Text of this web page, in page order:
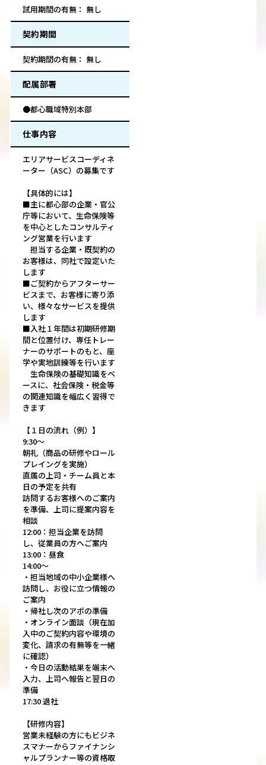
試用期間の有無： 無し
契約期間
契約期間の有無： 無し
配属部署
●都心職域特別本部
仕事内容
エリアサービスコーディネ
ーター（ASC）の募集です
【具体的には】
■主に都心部の企業・官公
庁等において、生命保険等
を中心としたコンサルティ
ング営業を行います
担当する企業・既契約の
お客様は、同社で設定いた
します
■ご契約からアフターサー
ビスまで、お客様に寄り添
い、様々なサービスを提供
します
■入社１年間は初期研修期
間と位置付け、専任トレー
ナーのサポートのもと、座
学や実地訓練等を行います
生命保険の基礎知識をベ
ースに、社会保険・税金等
の関連知識を幅広く習得で
きます
【１日の流れ（例）】
9:30～
朝礼（商品の研修やロール
プレイングを実施）
直属の上司・チーム員と本
日の予定を共有
訪問するお客様へのご案内
を準備、上司に提案内容を
相談
12:00：担当企業を訪問
し、従業員の方へご案内
13:00：昼食
14:00～
・担当地域の中小企業様へ
訪問し、お役に立つ情報の
ご案内
・帰社し次のアポの準備
・オンライン面談（現在加
入中のご契約内容や環境の
変化、請求の有無等を一緒
に確認）
・今日の活動結果を端末へ
入力、上司へ報告と翌日の
準備
17:30 退社
【研修内容】
営業未経験の方にもビジネ
スマナーからファイナンシ
ャルプランナー等の資格取